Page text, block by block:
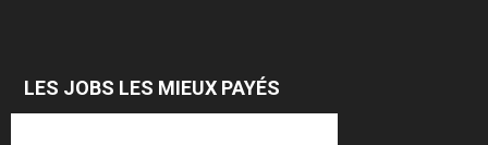
LES JOBS LES MIEUX PAYÉS